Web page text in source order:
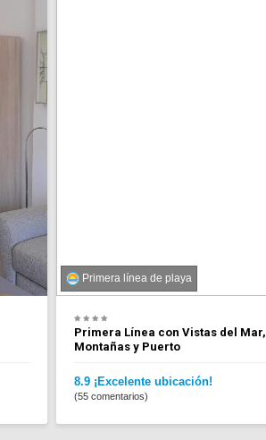
Primera línea de playa
Primera Línea con Vistas del Mar,
Montañas y Puerto
8.9 ¡Excelente ubicación!
(55 comentarios)